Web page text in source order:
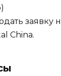
заявку
China.